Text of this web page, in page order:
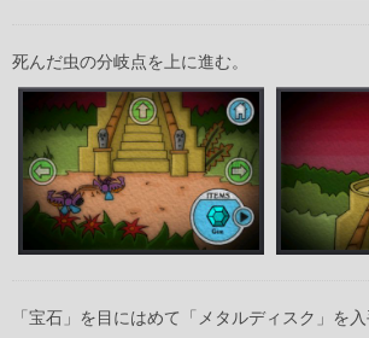
死んだ虫の分岐点を上に進む。
「宝石」を目にはめて「メタルディスク」を入